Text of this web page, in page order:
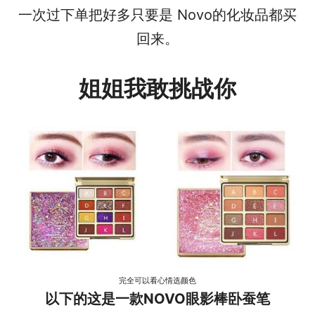
一次过下单把好多只要是 Novo的化妆品都买
回来。
姐姐我敢挑战你
完全可以看心情选颜色
以下的这是一款NOVO眼影棒卧蚕笔